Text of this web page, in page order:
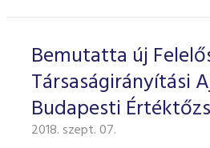
Bemutatta új
Társaságirányítási
Budapesti
2018. szept. 07.